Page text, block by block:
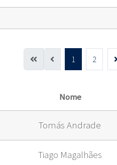
1 2
Nome
Tomás Andrade
Tiago Magalhães